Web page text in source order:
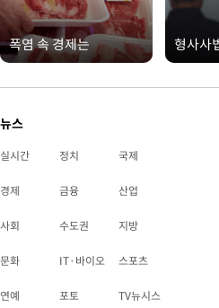
폭염 속 경제는 형사사
뉴스
실시간 정치 국제
경제 금융 산업
사회 수도권 지방
문화 IT·바이오 스포츠
연예 포토 TV뉴시스